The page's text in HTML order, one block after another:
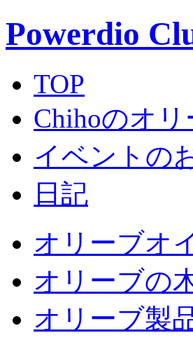
Powerdio
TOP
Chihoのオリ
イベントの
日記
オリーブオ
オリーブの
オリーブ製